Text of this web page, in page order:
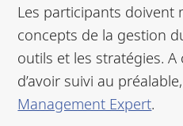
Les participants doivent
concepts de la gestion
outils et les stratégies.
d’avoir suivi au
Management Expert.